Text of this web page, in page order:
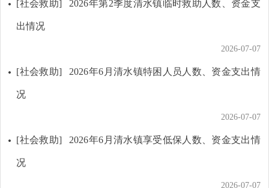
[社会救助] 2026年第2季度清水镇临时救助人数、资金支
出情况
2026-07-07
[社会救助] 2026年6月清水镇特困人员人数、资金支出情
况
2026-07-07
[社会救助] 2026年6月清水镇享受低保人数、资金支出情
况
2026-07-07